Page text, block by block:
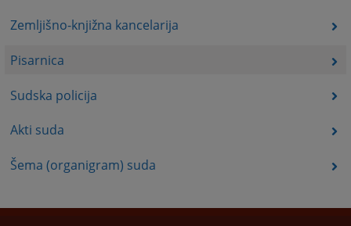
Zemljišno-knjižna kancelarija
Pisarnica
Sudska policija
Akti suda
Šema (organigram) suda